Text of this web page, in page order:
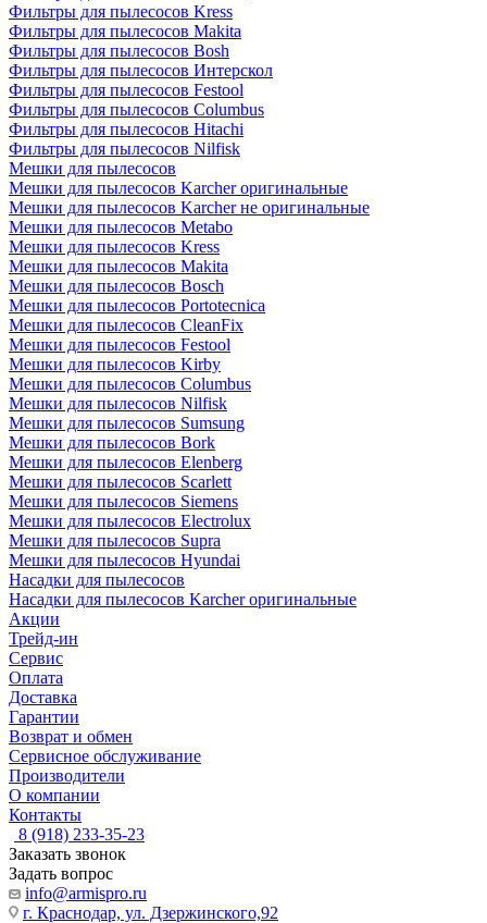
Фильтры для пылесосов Kress
Фильтры для пылесосов Makita
Фильтры для пылесосов Bosh
Фильтры для пылесосов Интерскол
Фильтры для пылесосов Festool
Фильтры для пылесосов Columbus
Фильтры для пылесосов Hitachi
Фильтры для пылесосов Nilfisk
Мешки для пылесосов
Мешки для пылесосов Karcher оригинальные
Мешки для пылесосов Karcher не оригинальные
Мешки для пылесосов Metabo
Мешки для пылесосов Kress
Мешки для пылесосов Makita
Мешки для пылесосов Bosch
Мешки для пылесосов Portotecnica
Мешки для пылесосов CleanFix
Мешки для пылесосов Festool
Мешки для пылесосов Kirby
Мешки для пылесосов Columbus
Мешки для пылесосов Nilfisk
Мешки для пылесосов Sumsung
Мешки для пылесосов Bork
Мешки для пылесосов Elenberg
Мешки для пылесосов Scarlett
Мешки для пылесосов Siemens
Мешки для пылесосов Electrolux
Мешки для пылесосов Supra
Мешки для пылесосов Hyundai
Насадки для пылесосов
Насадки для пылесосов Karcher оригинальные
Акции
Трейд-ин
Сервис
Оплата
Доставка
Гарантии
Возврат и обмен
Сервисное обслуживание
Производители
О компании
Контакты
8 (918) 233-35-23
Заказать звонок
Задать вопрос
info@armispro.ru
г. Краснодар, ул. Дзержинского,92